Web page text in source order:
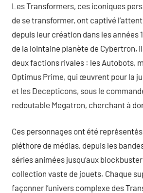
Les Transformers, ces iconiques
de se transformer, ont captivé
depuis leur création dans les années
de la lointaine planète de Cybertron,
deux factions rivales : les Autobots,
Optimus Prime, qui œuvrent pour la
et les Decepticons, sous le
redoutable Megatron, cherchant à
Ces personnages ont été
pléthore de médias, depuis les
séries animées jusqu’aux
collection vaste de jouets. Chaque
façonner l’univers complexe des